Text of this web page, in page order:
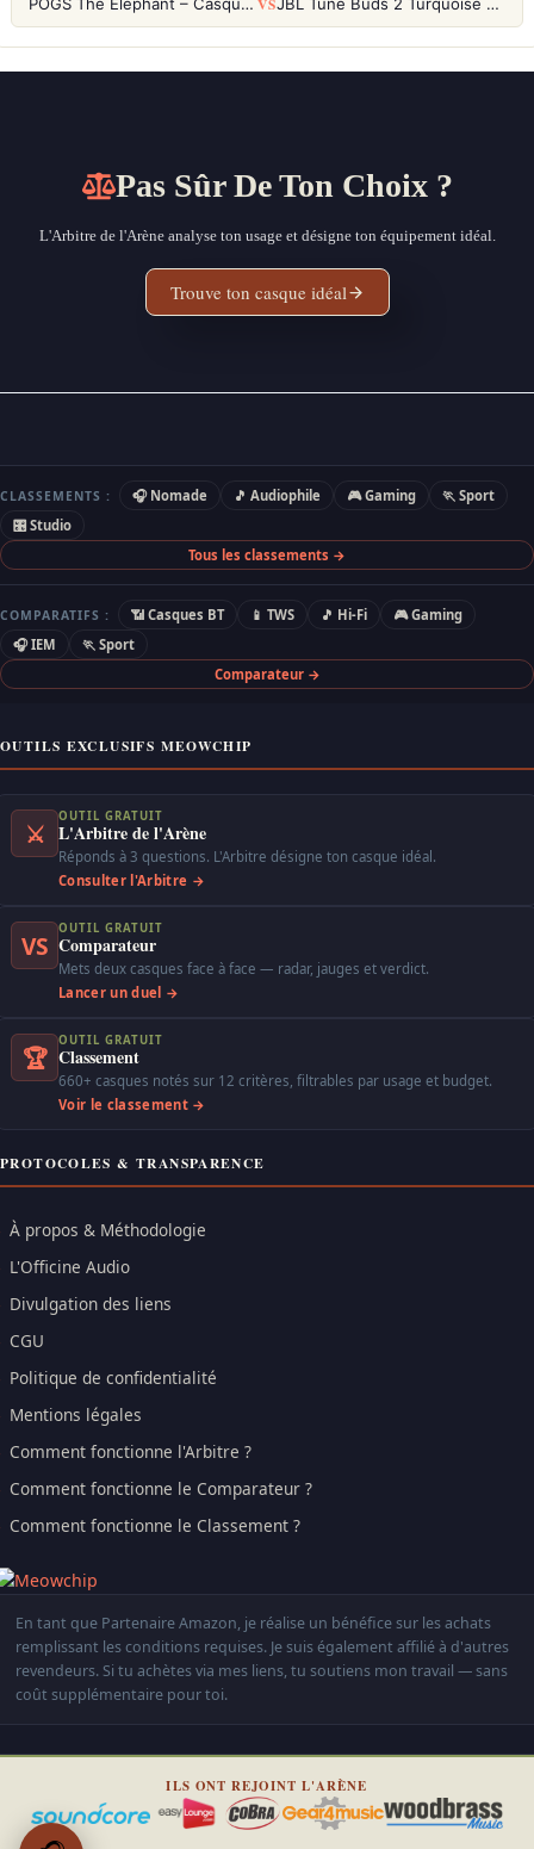
Pas Sûr De Ton Choix ?
L'Arbitre de l'Arène analyse ton usage et désigne ton équipement idéal.
Trouve ton casque idéal
CLASSEMENTS : 🎧 Nomade 🎵 Audiophile 🎮 Gaming
🏃 Sport
🎛 Studio
Tous les classements →
COMPARATIFS : 📶 Casques BT 📱 TWS 🎵 Hi-Fi
🎮 Gaming
🎧 IEM
🏃 Sport
Comparateur →
OUTILS EXCLUSIFS MEOWCHIP
⚔
OUTIL GRATUIT
L'Arbitre de l'Arène
Réponds à 3 questions. L'Arbitre désigne ton casque idéal.
Consulter l'Arbitre →
VS
OUTIL GRATUIT
Comparateur
Mets deux casques face à face — radar, jauges et verdict.
Lancer un duel →
🏆
OUTIL GRATUIT
Classement
660+ casques notés sur 12 critères, filtrables par usage et budget.
Voir le classement →
PROTOCOLES & TRANSPARENCE
À propos & Méthodologie
L'Officine Audio
Divulgation des liens
CGU
Politique de confidentialité
Mentions légales
Comment fonctionne l'Arbitre ?
Comment fonctionne le Comparateur ?
Comment fonctionne le Classement ?
En tant que Partenaire Amazon, je réalise un bénéfice sur les achats
remplissant les conditions requises. Je suis également affilié à d'autres
revendeurs. Si tu achètes via mes liens, tu soutiens mon travail — sans
coût supplémentaire pour toi.
ILS ONT REJOINT L'ARÈNE